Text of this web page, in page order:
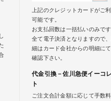
上記のクレジットカードがご
可能です。
お支払回数は一括払いのみです
全て電子決済となりますので
細はカード会社からの明細に
確認下さい。
代金引換－佐川急便イーコ
ト
ご注文合計金額に応じて手数